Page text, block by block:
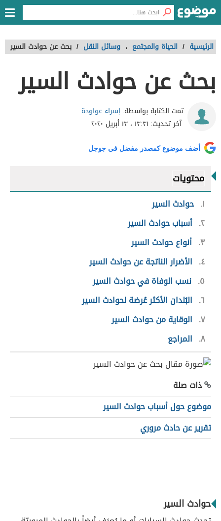
الرئيسية / الحياة والمجتمع ، وسائل النقل / بحث عن حوادث السير
بحث عن حوادث السير
تمت الكتابة بواسطة:إسراء عواودة
آخر تحديث: ١٣:٣١ ، ١٣ أبريل ٢٠٢٠
أضف موضوع كمصدر مفضل في جوجل
محتويات
١ حوادث السير
٢ أسباب حوادث السير
٣ أنواع حوادث السير
٤
الأضرار الناتجة عن حوادث السير
٥ نسب الوفاة في حوادث السير
٦ البُلدان الأكثر عُرضة لحوادث السير
٧ الوقاية من حوادث السير
٨ المراجع
ذات صلة
موضوع حول أسباب حوادث السير
تقرير عن حادث مروري
حوادث السير